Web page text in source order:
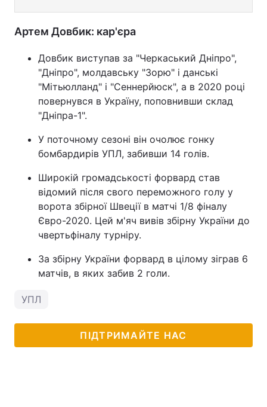
Артем Довбик: кар'єра
Довбик виступав за "Черкаський Дніпро",
"Дніпро", молдавську "Зорю" і данські
"Мітьюлланд" і "Сеннерйюск", а в 2020 році
повернувся в Україну, поповнивши склад
"Дніпра-1".
У поточному сезоні він очолює гонку
бомбардирів УПЛ, забивши 14 голів.
Широкій громадськості форвард став
відомий після свого переможного голу у
ворота збірної Швеції в матчі 1/8 фіналу
Євро-2020. Цей м'яч вивів збірну України до
чвертьфіналу турніру.
За збірну України форвард в цілому зіграв 6
матчів, в яких забив 2 голи.
УПЛ
ПІДТРИМАЙТЕ НАС